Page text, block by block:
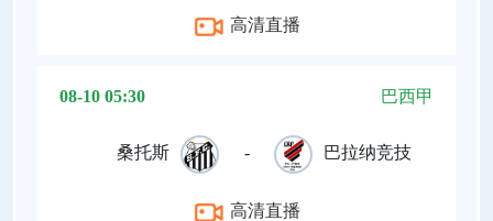
高清直播
08-10 05:30 巴西甲
桑托斯 - 巴拉纳竞技
高清直播